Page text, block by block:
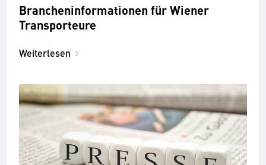
Brancheninformationen für Wiener
Transporteure
Weiterlesen